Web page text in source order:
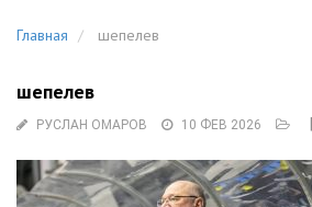
Главная шепелев
шепелев
РУСЛАН ОМАРОВ 10 ФЕВ 2026